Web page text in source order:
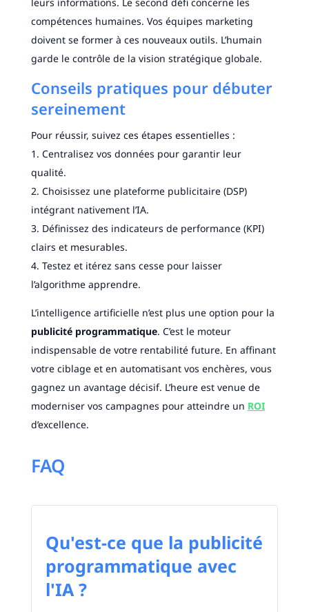
leurs informations. Le second défi concerne les
compétences humaines. Vos équipes marketing
doivent se former à ces nouveaux outils. L’humain
garde le contrôle de la vision stratégique globale.
Conseils pratiques pour débuter
sereinement
Pour réussir, suivez ces étapes essentielles :
1. Centralisez vos données pour garantir leur
qualité.
2. Choisissez une plateforme publicitaire (DSP)
intégrant nativement l’IA.
3. Définissez des indicateurs de performance (KPI)
clairs et mesurables.
4. Testez et itérez sans cesse pour laisser
l’algorithme apprendre.
L’intelligence artificielle n’est plus une option pour la
publicité programmatique. C’est le moteur
indispensable de votre rentabilité future. En affinant
votre ciblage et en automatisant vos enchères, vous
gagnez un avantage décisif. L’heure est venue de
moderniser vos campagnes pour atteindre un ROI
d’excellence.
FAQ
Qu'est-ce que la publicité
programmatique avec
l'IA ?